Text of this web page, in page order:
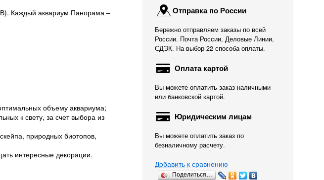
Отправка по России
Бережно отправляем заказы по всей
России. Почта России, Деловые Линии,
СДЭК. На выбор 22 способа оплаты.
Оплата картой
Вы можете оплатить заказ наличными
или банковской картой.
Юридическим лицам
Вы можете оплатить заказ по
безналичному расчету.
Добавить к сравнению
Поделиться…
Каждый аквариум Панорама –
объему аквариума;
к свету, за счет выбора из
природных биотопов,
интересные декорации.